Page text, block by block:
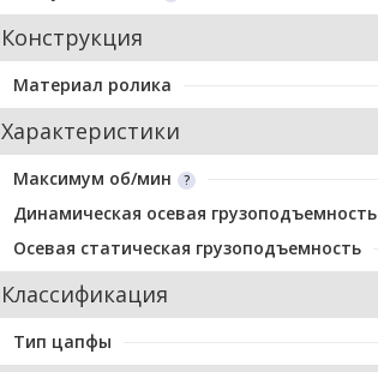
Конструкция
Материал ролика
Характеристики
Максимум об/мин
Динамическая осевая грузоподъемность
Осевая статическая грузоподъемность
Классификация
Тип цапфы